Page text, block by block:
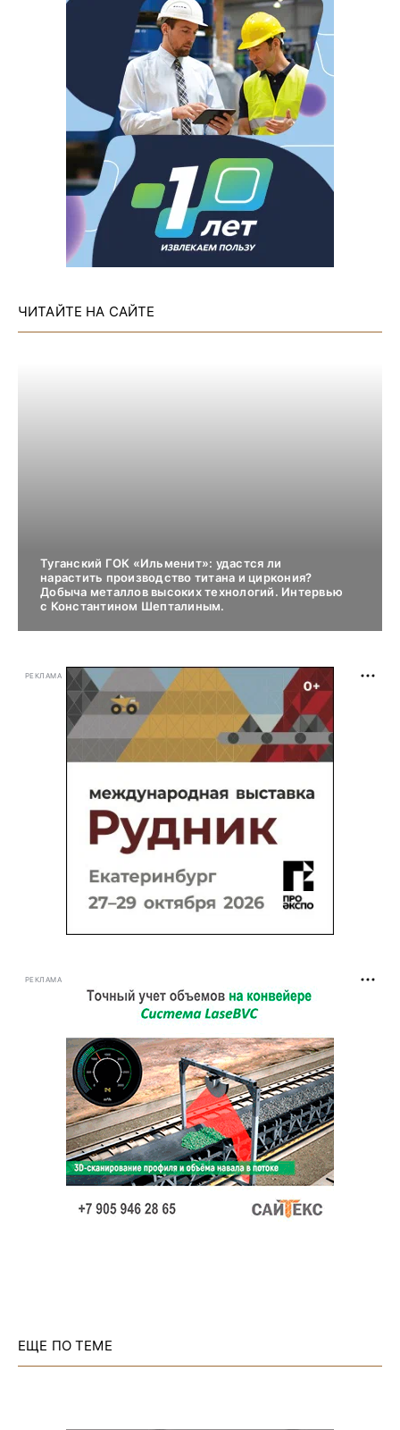
ЧИТАЙТЕ НА САЙТЕ
Туганский ГОК «Ильменит»: удастся ли
нарастить производство титана и циркония?
Добыча металлов высоких технологий. Интервью
с Константином Шепталиным.
РЕКЛАМА
РЕКЛАМА
ЕЩЕ ПО ТЕМЕ